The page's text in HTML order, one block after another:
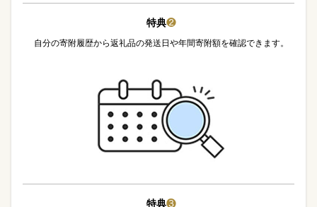
特典❷
自分の寄附履歴から返礼品の発送日や年間寄附額を確認できます。
特典❸